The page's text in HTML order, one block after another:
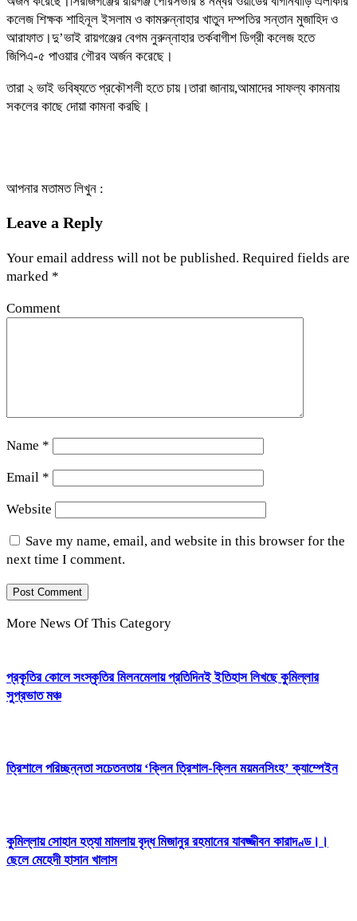
কলেজ শিক্ষক শাহিনূল ইসলাম ও কামরুন্নাহার খাতুন দম্পতির সন্তান মুজাহিদ ও
আরাফাত।দু’ভাই রায়গঞ্জের বেগম নুরুন্নাহার তর্কবাগীশ ডিগ্রী কলেজ হতে
জিপিএ-৫ পাওয়ার গৌরব অর্জন করেছে।
তারা ২ ভাই ভবিষ্যতে প্রকৌশলী হতে চায়।তারা জানায়,আমাদের সাফল্য কামনায়
সকলের কাছে দোয়া কামনা করছি।
আপনার মতামত লিখুন :
Leave a Reply
Your email address will not be published. Required fields are
marked *
Comment
Name *
Email *
Website
Save my name, email, and website in this browser for the
next time I comment.
More News Of This Category
প্রকৃতির কোলে সংস্কৃতির মিলনমেলায় প্রতিদিনই ইতিহাস লিখছে কুমিল্লার
সুপ্রভাত মঞ্চ
ত্রিশালে পরিচ্ছন্নতা সচেতনতায় ‘ক্লিন ত্রিশাল-ক্লিন ময়মনসিংহ’ ক্যাম্পেইন
কুমিল্লায় সোহান হত্যা মামলায় বৃদ্ধ মিজানুর রহমানের যাবজ্জীবন কারাদণ্ড।।
ছেলে মেহেদী হাসান খালাস